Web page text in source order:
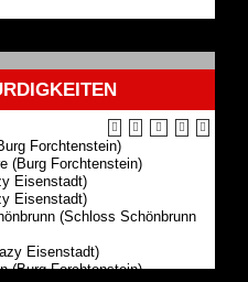
Forchtenstein)
(Burg Forchtenstein)
Eisenstadt)
(Schloss Schönbrunn
Eisenstadt)
(Burg Forchtenstein)